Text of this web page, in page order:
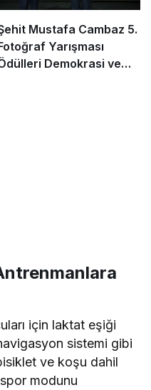
Mustafa Cambaz 5.
Yarışması
Demokrasi ve
için laktat eşiği
sistemi gibi
ve koşu dahil
modunu